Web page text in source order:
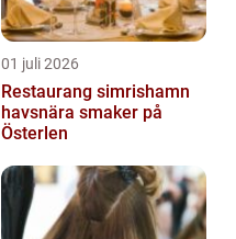
01 juli 2026
Restaurang simrishamn
havsnära smaker på
Österlen